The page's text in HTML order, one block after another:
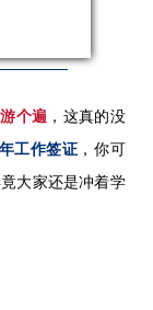
个遍 ，这真的没
工作签证 ，你可
大家还是冲着学